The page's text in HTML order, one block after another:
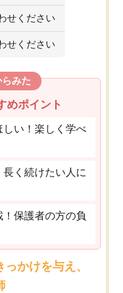
せください
せください
みた
めポイント
しい！楽しく学べ
く続けたい人に
保護者の方の負
かけを与え、